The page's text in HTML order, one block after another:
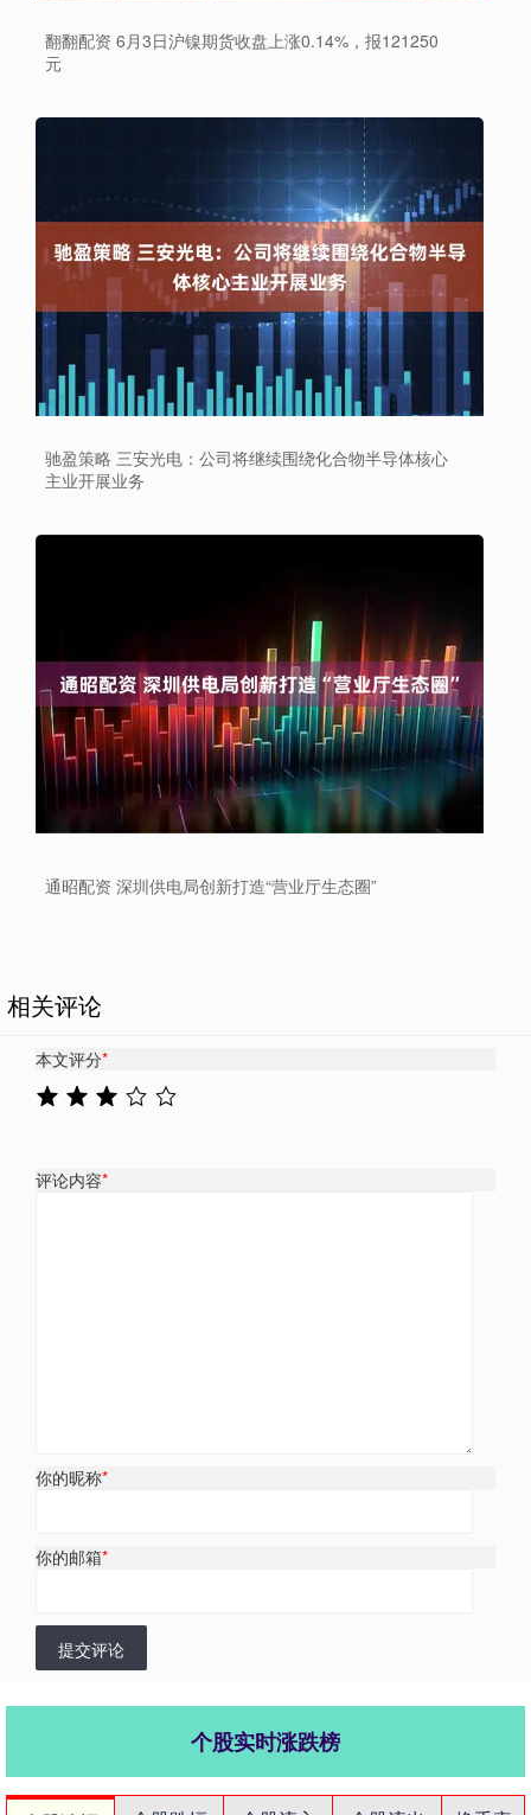
翻翻配资 6月3日沪镍期货收盘上涨0.14%，报121250
元
驰盈策略 三安光电：公司将继续围绕化合物半导体核心
主业开展业务
通昭配资 深圳供电局创新打造“营业厅生态圈”
相关评论
本文评分*
评论内容*
你的昵称*
你的邮箱*
提交评论
个股实时涨跌榜